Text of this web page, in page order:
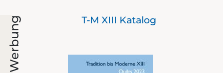
Werbung T-M XIII Katalog